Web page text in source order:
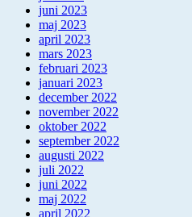
juni 2023
maj 2023
april 2023
mars 2023
februari 2023
januari 2023
december 2022
november 2022
oktober 2022
september 2022
augusti 2022
juli 2022
juni 2022
maj 2022
april 2022